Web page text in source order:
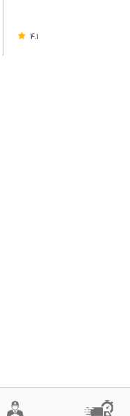
4.1